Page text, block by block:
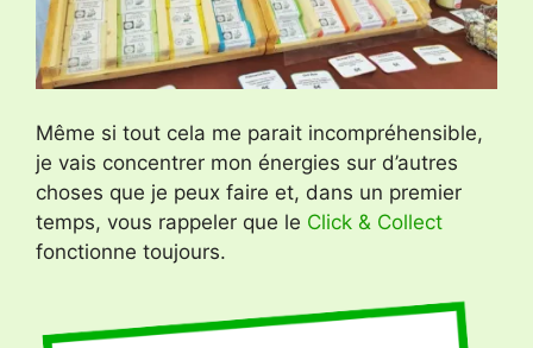
Même si tout cela me parait incompréhensible,
je vais concentrer mon énergies sur d’autres
choses que je peux faire et, dans un premier
temps, vous rappeler que le Click & Collect
fonctionne toujours.